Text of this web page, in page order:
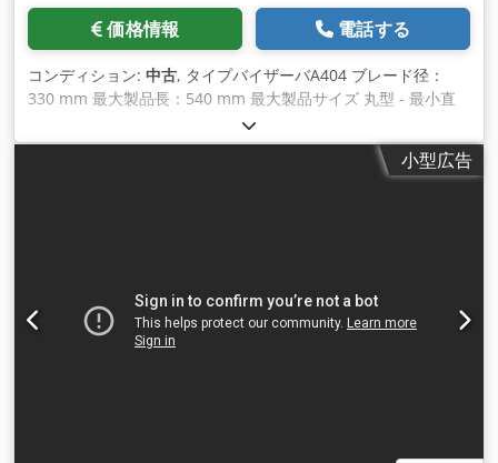
価格情報 電話する
コンディション: 中古, タイプバイザーバA404 ブレード径：
330 mm 最大製品長：540 mm 最大製品サイズ 丸型 - 最小直
径: 50 mm - 最大径: 180 mm 最大製品サイズ 長方形 - 最小サ
イズ：50 х 50 mm - 最大サイズ: 175 х 240 mm Dwsdpjgf Sz
Njfx Amgsa スライス厚さ: 0,5 - 12 мм 無段階調節可能 電圧:
小型広告